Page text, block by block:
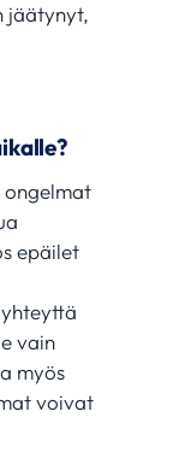
jäätynyt,
epäilet
vain
myös
voivat